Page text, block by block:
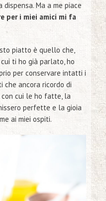
Ma a me piace
per i miei amici mi fa
piatto è quello che,
ti ho già parlato, ho
per conservare intatti i
che ancora ricordo di
con cui le ho fatte, la
perfette e la gioia
ai miei ospiti.